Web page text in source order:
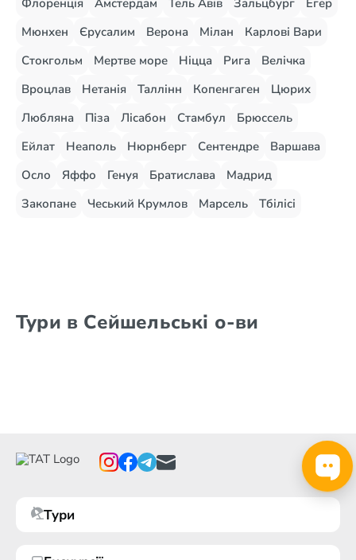
Флоренція
Амстердам Тель Авів Зальцбург
Егер
Мюнхен
Єрусалим Верона Мілан
Карлові Вари
Стокгольм
Мертве море Ніцца Рига
Велічка
Вроцлав
Нетанія Таллінн Копенгаген
Цюрих
Любляна
Піза Лісабон Стамбул
Брюссель
Ейлат
Неаполь Нюрнберг Сентендре
Варшава
Осло
Яффо Генуя Братислава
Мадрид
Закопане
Чеський Крумлов Марсель Тбілісі
Тури в Сейшельські о-ви
Тури